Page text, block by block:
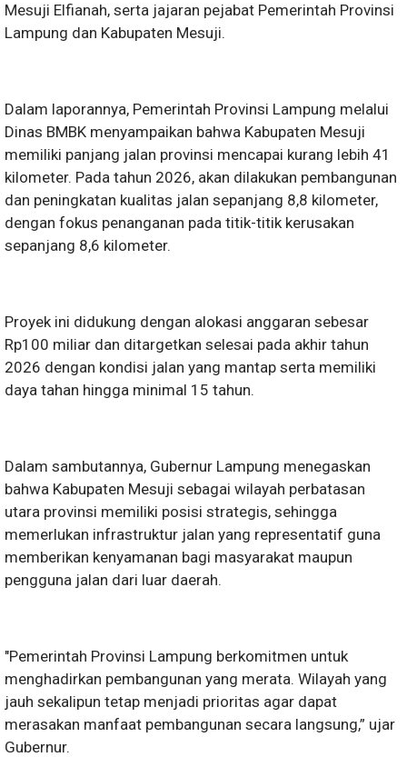
Mesuji Elfianah, serta jajaran pejabat Pemerintah Provinsi
Lampung dan Kabupaten Mesuji.
Dalam laporannya, Pemerintah Provinsi Lampung melalui
Dinas BMBK menyampaikan bahwa Kabupaten Mesuji
memiliki panjang jalan provinsi mencapai kurang lebih 41
kilometer. Pada tahun 2026, akan dilakukan pembangunan
dan peningkatan kualitas jalan sepanjang 8,8 kilometer,
dengan fokus penanganan pada titik-titik kerusakan
sepanjang 8,6 kilometer.
Proyek ini didukung dengan alokasi anggaran sebesar
Rp100 miliar dan ditargetkan selesai pada akhir tahun
2026 dengan kondisi jalan yang mantap serta memiliki
daya tahan hingga minimal 15 tahun.
Dalam sambutannya, Gubernur Lampung menegaskan
bahwa Kabupaten Mesuji sebagai wilayah perbatasan
utara provinsi memiliki posisi strategis, sehingga
memerlukan infrastruktur jalan yang representatif guna
memberikan kenyamanan bagi masyarakat maupun
pengguna jalan dari luar daerah.
"Pemerintah Provinsi Lampung berkomitmen untuk
menghadirkan pembangunan yang merata. Wilayah yang
jauh sekalipun tetap menjadi prioritas agar dapat
merasakan manfaat pembangunan secara langsung,” ujar
Gubernur.